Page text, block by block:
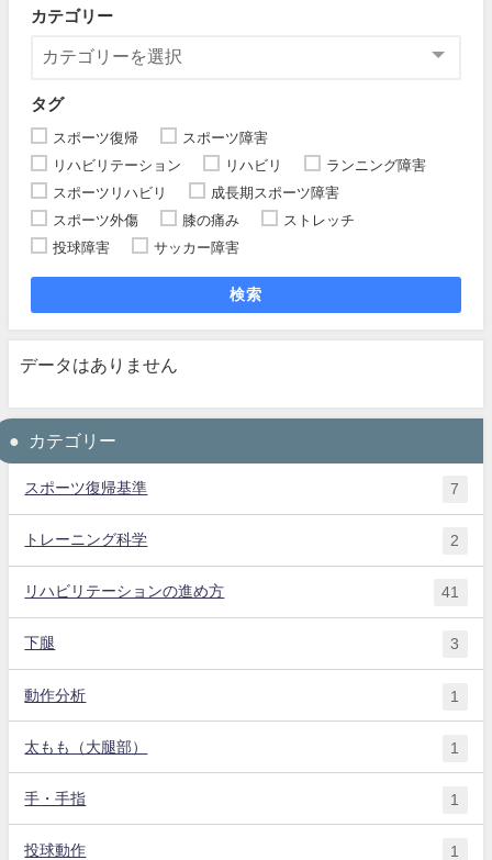
カテゴリー
タグ
スポーツ復帰
スポーツ障害
リハビリテーション
リハビリ
ランニング障害
スポーツリハビリ
成長期スポーツ障害
スポーツ外傷
膝の痛み
ストレッチ
投球障害
サッカー障害
検索
データはありません
カテゴリー
スポーツ復帰基準 7
トレーニング科学 2
リハビリテーションの進め方 41
下腿 3
動作分析 1
太もも（大腿部） 1
手・手指 1
投球動作 1